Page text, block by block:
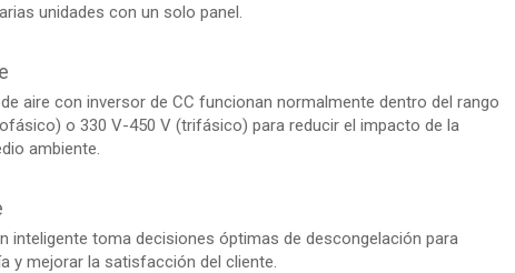
unidades con un solo panel.
aire con inversor de CC funcionan normalmente dentro del rango
o 330 V-450 V (trifásico) para reducir el impacto de la
ambiente.
inteligente toma decisiones óptimas de descongelación para
y mejorar la satisfacción del cliente.